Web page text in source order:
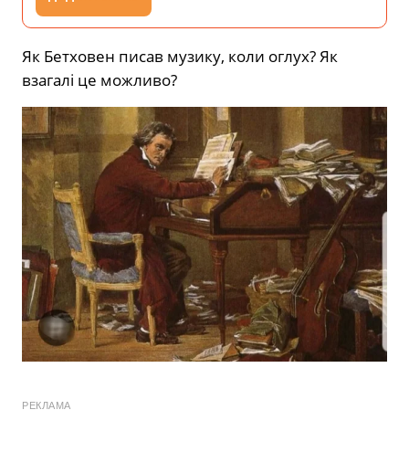
Як Бетховен писав музику, коли оглух? Як
взагалі це можливо?
РЕКЛАМА